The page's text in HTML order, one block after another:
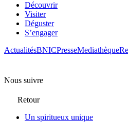
Découvrir
Visiter
Déguster
S’engager
ActualitésBNICPresseMediathèque
Nous suivre
Retour
Un spiritueux unique